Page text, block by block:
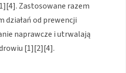
Zastosowane razem
działań od prewencji
naprawcze i utrwalają
[1][2][4].